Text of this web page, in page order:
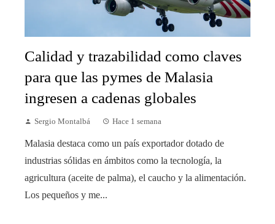
Calidad y trazabilidad como claves
para que las pymes de Malasia
ingresen a cadenas globales
Sergio Montalbá Hace 1 semana
Malasia destaca como un país exportador dotado de
industrias sólidas en ámbitos como la tecnología, la
agricultura (aceite de palma), el caucho y la alimentación.
Los pequeños y me...